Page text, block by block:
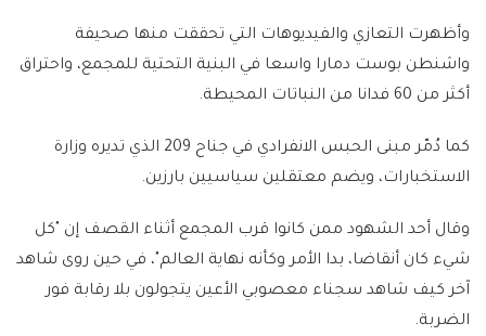
وأظهرت التعازي والفيديوهات التي تحققت منها صحيفة
واشنطن بوست دمارا واسعا في البنية التحتية للمجمع، واحتراق
أكثر من 60 فدانا من النباتات المحيطة.
كما دُمّر مبنى الحبس الانفرادي في جناح 209 الذي تديره وزارة
الاستخبارات، ويضم معتقلين سياسيين بارزين.
وقال أحد الشهود ممن كانوا قرب المجمع أثناء القصف إن "كل
شيء كان أنقاضا، بدا الأمر وكأنه نهاية العالم"، في حين روى شاهد
آخر كيف شاهد سجناء معصوبي الأعين يتجولون بلا رقابة فور
الضربة.